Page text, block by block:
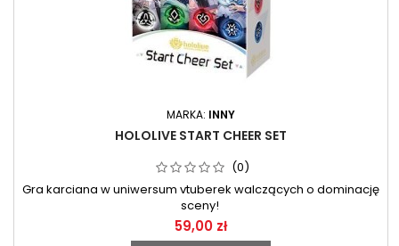
MARKA: INNY
HOLOLIVE START CHEER SET
(0)
Gra karciana w uniwersum vtuberek walczących o dominację
sceny!
59,00 zł